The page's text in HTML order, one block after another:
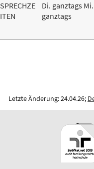
SPRECHZE
ITEN
Di. ganztags
ganztags
Letzte Änderung: 24.04.26;